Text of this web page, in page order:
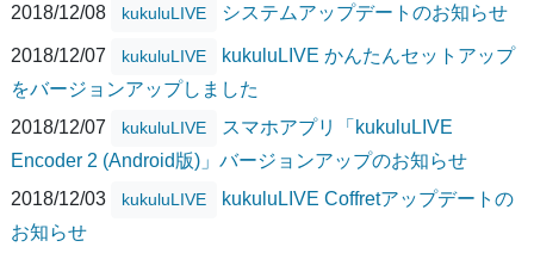
2018/12/08 kukuluLIVE システムアップデートのお知らせ
2018/12/07 kukuluLIVE
kukuluLIVE かんたんセットアップ
をバージョンアップしました
2018/12/07
kukuluLIVE
スマホアプリ「kukuluLIVE
Encoder 2 (Android版)」バージョンアップのお知らせ
2018/12/03
kukuluLIVE
kukuluLIVE Coffretアップデートの
お知らせ